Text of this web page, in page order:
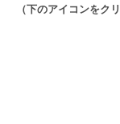
（下のアイコンをク